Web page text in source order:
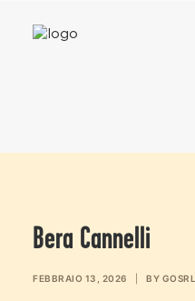
Bera Cannelli
FEBBRAIO 13, 2026 BY GOSRL